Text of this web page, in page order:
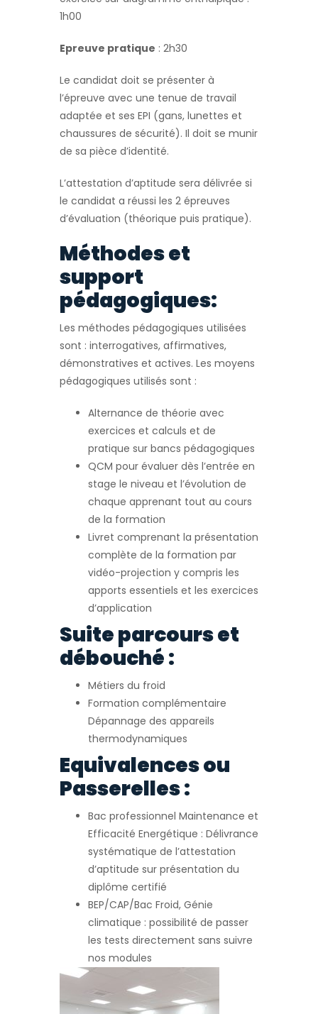
1h00
Epreuve pratique : 2h30
Le candidat doit se présenter à
l’épreuve avec une tenue de travail
adaptée et ses EPI (gans, lunettes et
chaussures de sécurité). Il doit se munir
de sa pièce d’identité.
L’attestation d’aptitude sera délivrée si
le candidat a réussi les 2 épreuves
d’évaluation (théorique puis pratique).
Méthodes et
support
pédagogiques:
Les méthodes pédagogiques utilisées
sont : interrogatives, affirmatives,
démonstratives et actives. Les moyens
pédagogiques utilisés sont :
Alternance de théorie avec
exercices et calculs et de
pratique sur bancs pédagogiques
QCM pour évaluer dès l’entrée en
stage le niveau et l’évolution de
chaque apprenant tout au cours
de la formation
Livret comprenant la présentation
complète de la formation par
vidéo-projection y compris les
apports essentiels et les exercices
d’application
Suite parcours et
débouché :
Métiers du froid
Formation complémentaire
Dépannage des appareils
thermodynamiques
Equivalences ou
Passerelles :
Bac professionnel Maintenance et
Efficacité Energétique : Délivrance
systématique de l’attestation
d’aptitude sur présentation du
diplôme certifié
BEP/CAP/Bac Froid, Génie
climatique : possibilité de passer
les tests directement sans suivre
nos modules